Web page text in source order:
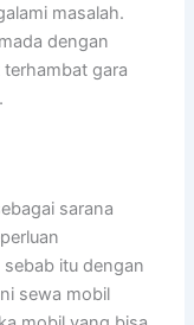
masalah.
dengan
gara
sarana
itu dengan
sewa mobil